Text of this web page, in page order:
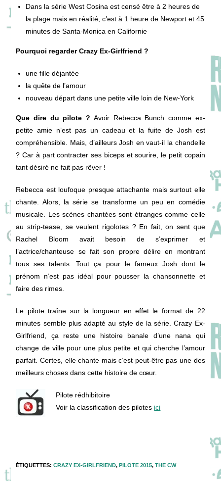
Dans la série West Cosina est censé être à 2 heures de
la plage mais en réalité, c’est à 1 heure de Newport et 45
minutes de Santa-Monica en Californie
Pourquoi regarder Crazy Ex-Girlfriend ?
une fille déjantée
la quête de l’amour
nouveau départ dans une petite ville loin de New-York
Que dire du pilote ? Avoir Rebecca Bunch comme ex-
petite amie n’est pas un cadeau et la fuite de Josh est
compréhensible. Mais, d’ailleurs Josh en vaut-il la chandelle
? Car à part contracter ses biceps et sourire, le petit copain
tant désiré ne fait pas rêver !
Rebecca est loufoque presque attachante mais surtout elle
chante. Alors, la série se transforme un peu en comédie
musicale. Les scènes chantées sont étranges comme celle
au strip-tease, se veulent rigolotes ? En fait, on sent que
Rachel Bloom avait besoin de s’exprimer et
l’actrice/chanteuse se fait son propre délire en montrant
tous ses talents. Tout ça pour le fameux Josh dont le
prénom n’est pas idéal pour pousser la chansonnette et
faire des rimes.
Le pilote traîne sur la longueur en effet le format de 22
minutes semble plus adapté au style de la série. Crazy Ex-
Girlfriend, ça reste une histoire banale d’une nana qui
change de ville pour une plus petite et qui cherche l’amour
parfait. Certes, elle chante mais c’est peut-être pas une des
meilleurs choses dans cette histoire de cœur.
Pilote rédhibitoire
Voir la classification des pilotes ici
ÉTIQUETTES:CRAZY EX-GIRLFRIEND, PILOTE 2015, THE CW